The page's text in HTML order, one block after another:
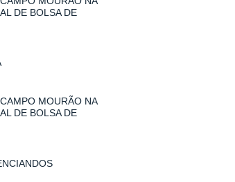
DE BOLSA DE
MOURÃO NA
DE BOLSA DE